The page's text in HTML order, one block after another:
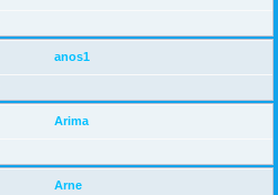
anos1
Arima
Arne